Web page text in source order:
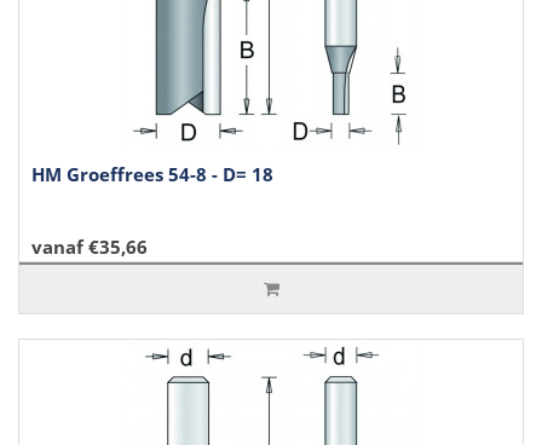
HM Groeffrees 54-8 - D= 18
vanaf €35,66